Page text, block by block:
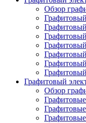
Обзор
Графитовый
Обзор